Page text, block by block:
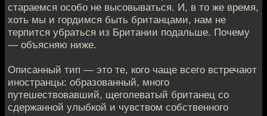
стараемся особо не высовываться. И, в то же время,
хоть мы и гордимся быть британцами, нам не
терпится убраться из Британии подальше. Почему
— объясняю ниже.
Описанный тип — это те, кого чаще всего встречают
иностранцы: образованный, много
путешествовавший, щеголеватый британец со
сдержанной улыбкой и чувством собственного